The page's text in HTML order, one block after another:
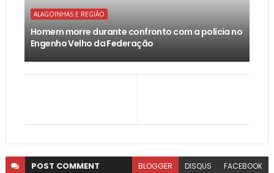
ALAGOINHAS E REGIÃO
Homem morre durante confronto com a polícia no
Engenho Velho da Federação
POST COMMENT BLOGGER DISQUS FACEBOOK